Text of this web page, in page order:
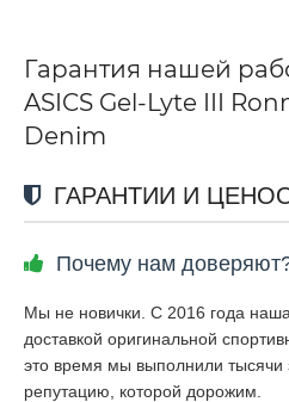
Гарантия нашей
ASICS Gel-Lyte III
Denim
ГАРАНТИИ И
Почему нам
Мы не новички. С 2016 года
доставкой оригинальной
это время мы выполнили тысячи
репутацию, которой дорожим.